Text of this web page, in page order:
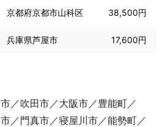
京都府京都市山科区 38,500円
兵庫県芦屋市 17,600円
吹田市 大阪市
豊能町
門真市 寝屋川市
能勢町